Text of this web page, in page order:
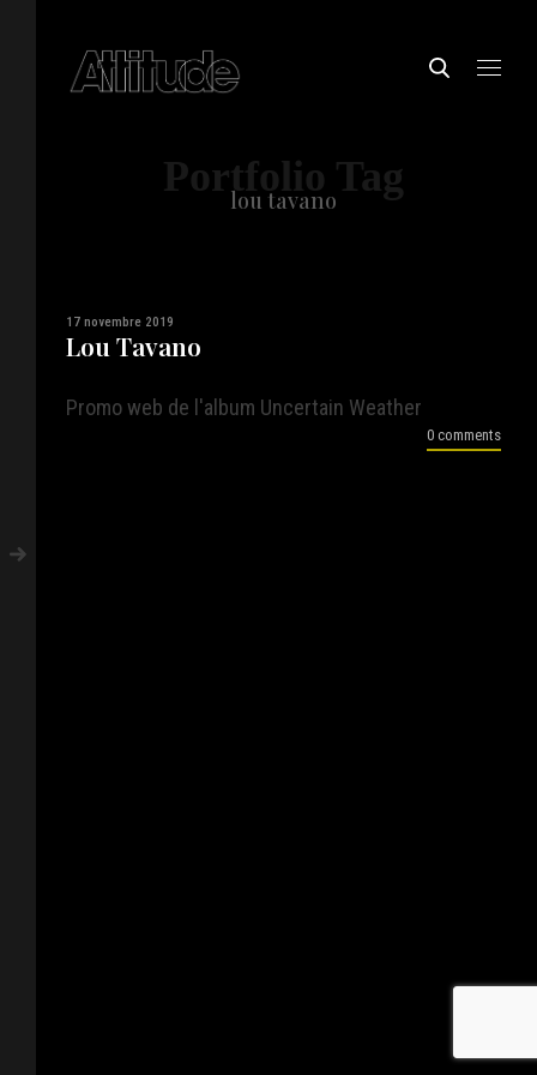
Portfolio Tag
lou tavano
17 novembre 2019
Lou Tavano
Promo web de l'album Uncertain Weather
0 comments